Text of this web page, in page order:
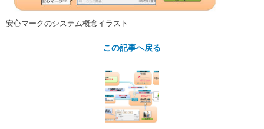
安心マークのシステム概念イラスト
この記事へ戻る